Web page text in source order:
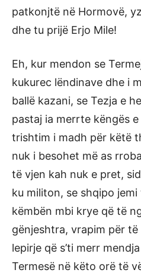
patkonjtë në Hormovë,
dhe tu prijë Erjo Mile!
Eh, kur mendon se
kukurec lëndinave dhe i
ballë kazani, se Tezja e
pastaj ia merrte këngës
trishtim i madh për këtë
nuk i besohet më as
të vjen kah nuk e pret,
ku militon, se shqipo
këmbën mbi krye që të
gënjeshtra, vrapim për të
lepirje që s’ti merr
Termesë në këto orë të